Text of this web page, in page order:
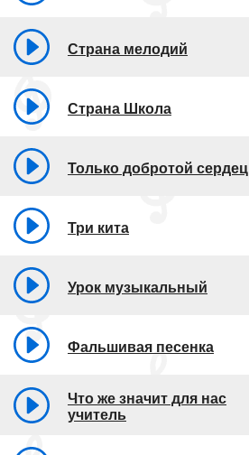
Страна мелодий
Страна Школа
Только добротой сердец
Три кита
Урок музыкальный
Фальшивая песенка
Что же значит для нас
учитель